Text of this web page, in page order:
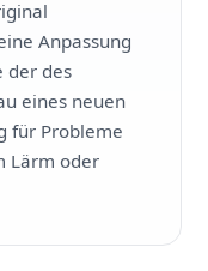
Anpassung
der des
eines neuen
für Probleme
Lärm oder